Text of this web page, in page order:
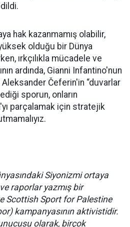
hak kazanmamış olabilir,
olduğu bir Dünya
ırkçılıkla mücadele ve
ardında, Gianni Infantino'nun
Aleksander Čeferin'in “duvarlar
sporun, onların
parçalamak için stratejik
Siyonizmi ortaya
raporlar yazmış bir
Scottish Sport for Palestine
kampanyasının aktivistidir.
olarak, birçok